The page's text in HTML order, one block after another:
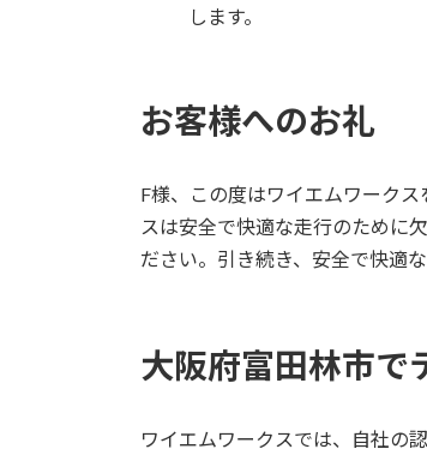
します。
お客様へのお礼
F様、この度はワイエムワーク
スは安全で快適な走行のために
ださい。引き続き、安全で快適
大阪府富田林市で
ワイエムワークスでは、自社の